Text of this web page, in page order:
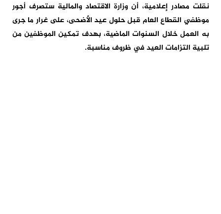
نقلت مصادر إعلامية، أن وزارة الاقتصاد والمالية ستصرف أجور
موظفي القطاع العام قبل حلول عيد الأضحى، على غرار ما جرى
به العمل خلال السنوات الماضية، بهدف تمكين الموظفين من
تلبية التزامات العيد في ظروف مناسبة.